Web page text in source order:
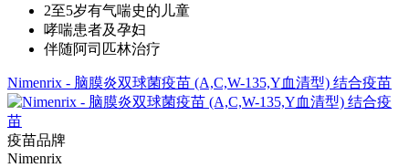
2至5岁有气喘史的儿童
哮喘患者及孕妇
伴随阿司匹林治疗
Nimenrix - 脑膜炎双球菌疫苗 (A,C,W-135,Y血清型) 结合疫苗
疫苗品牌
Nimenrix